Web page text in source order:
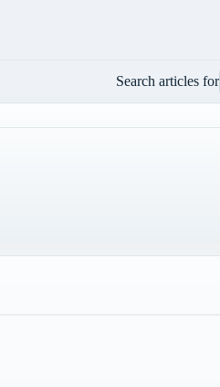
Search articles for